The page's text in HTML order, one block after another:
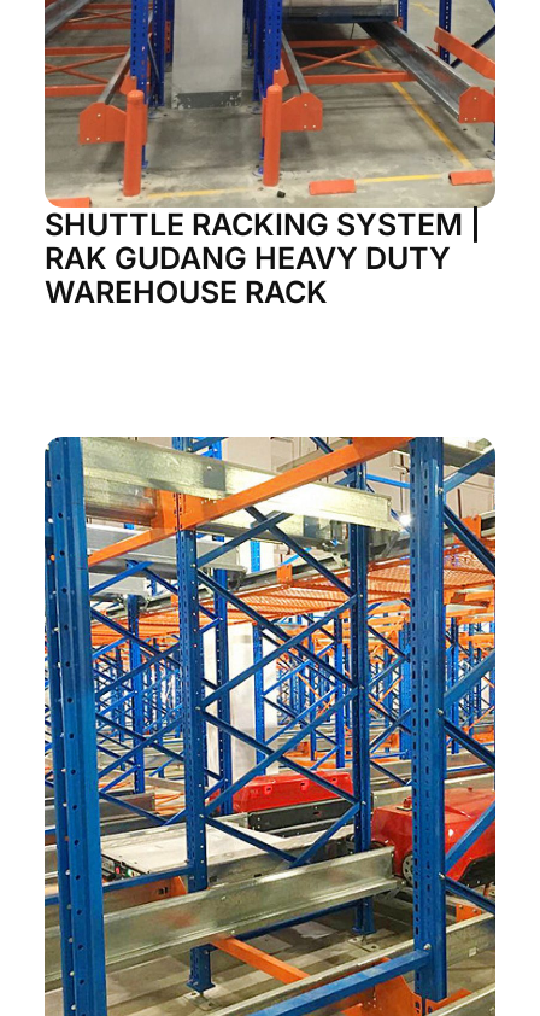
SHUTTLE RACKING SYSTEM |
RAK GUDANG HEAVY DUTY
WAREHOUSE RACK